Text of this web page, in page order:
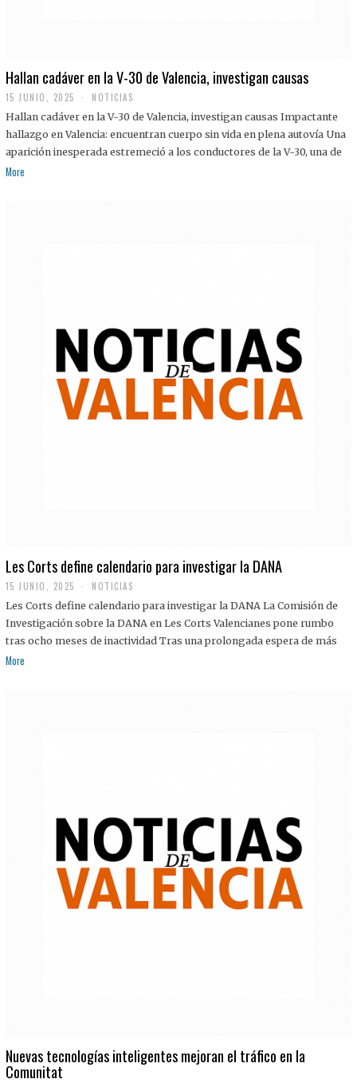
Hallan cadáver en la V-30 de Valencia, investigan causas
15 JUNIO, 2025 NOTICIAS
Hallan cadáver en la V-30 de Valencia, investigan causas Impactante
hallazgo en Valencia: encuentran cuerpo sin vida en plena autovía Una
aparición inesperada estremeció a los conductores de la V-30, una de
More
Les Corts define calendario para investigar la DANA
15 JUNIO, 2025 NOTICIAS
Les Corts define calendario para investigar la DANA La Comisión de
Investigación sobre la DANA en Les Corts Valencianes pone rumbo
tras ocho meses de inactividad Tras una prolongada espera de más
More
Nuevas tecnologías inteligentes mejoran el tráfico en la
Comunitat